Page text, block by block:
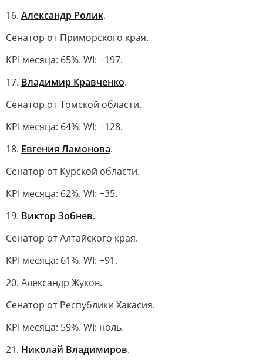
16. Александр Ролик.
Сенатор от Приморского края.
KPI месяца: 65%. WI: +197.
17. Владимир Кравченко.
Сенатор от Томской области.
KPI месяца: 64%. WI: +128.
18. Евгения Ламонова.
Сенатор от Курской области.
KPI месяца: 62%. WI: +35.
19. Виктор Зобнев.
Сенатор от Алтайского края.
KPI месяца: 61%. WI: +91.
20. Александр Жуков.
Сенатор от Республики Хакасия.
KPI месяца: 59%. WI: ноль.
21. Николай Владимиров.